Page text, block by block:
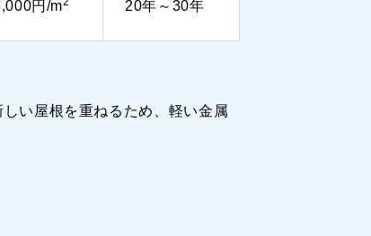
円/m 20年～30年
い屋根を重ねるため、軽い金属